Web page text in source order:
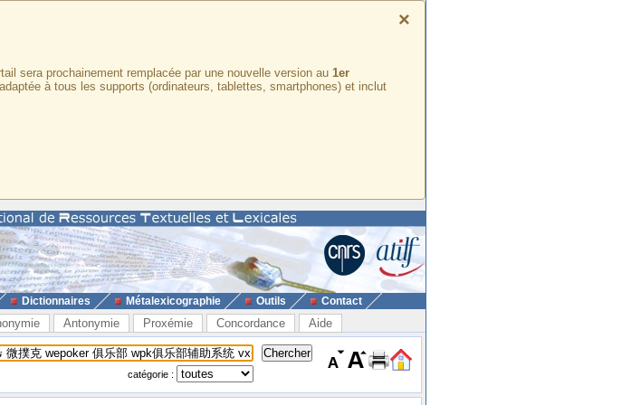
×
sera prochainement remplacée par une nouvelle version au 1er
à tous les supports (ordinateurs, tablettes, smartphones) et inclut
Dictionnaires Métalexicographie Outils Contact
Antonymie Proxémie Concordance Aide
catégorie :